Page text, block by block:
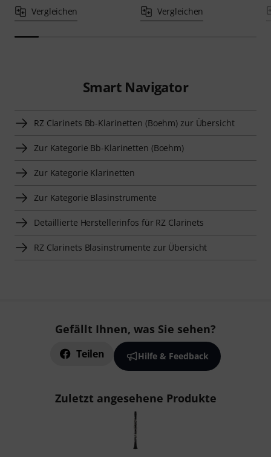
Vergleichen Vergleichen
Smart Navigator
RZ Clarinets Bb-Klarinetten (Boehm) zur Übersicht
Zur Kategorie Bb-Klarinetten (Boehm)
Zur Kategorie Klarinetten
Zur Kategorie Blasinstrumente
Detaillierte Herstellerinfos für RZ Clarinets
RZ Clarinets Blasinstrumente zur Übersicht
Gefällt Ihnen, was Sie sehen?
Teilen Hilfe & Feedback
Zuletzt angesehene Produkte